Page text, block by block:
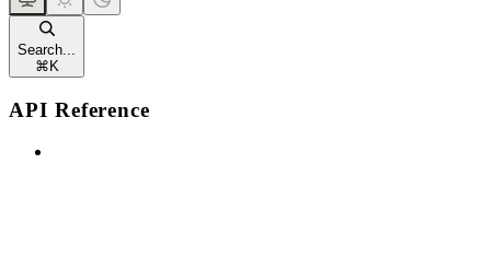
Search...
⌘ K
API Reference